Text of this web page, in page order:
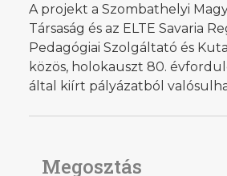
A projekt a Szombathelyi
Társaság és az ELTE Savaria
Pedagógiai Szolgáltató és
közös, holokauszt 80.
által kiírt pályázatból
Megosztás